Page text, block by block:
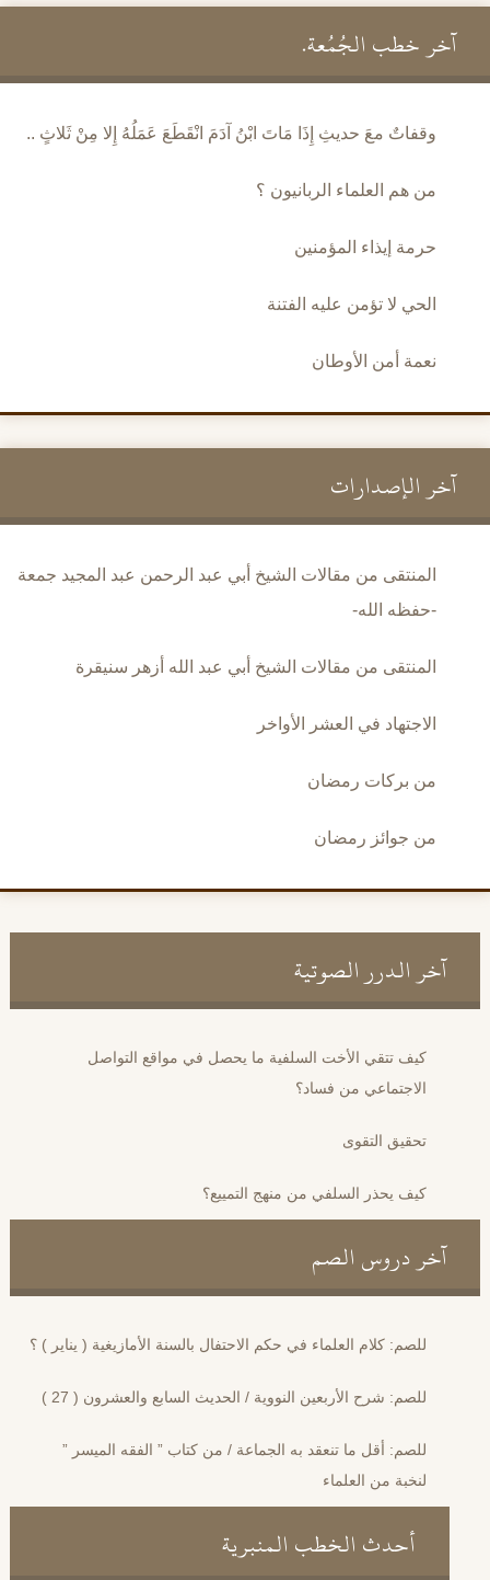
آخر خطب الجُمُعة.
وقفاتٌ معَ حديثِ إِذَا مَاتَ ابْنُ آدَمَ انْقَطَعَ عَمَلُهُ إِلا مِنْ ثَلاثٍ ..
من هم العلماء الربانيون ؟
حرمة إيذاء المؤمنين
الحي لا تؤمن عليه الفتنة
نعمة أمن الأوطان
آخر الإصدارات
المنتقى من مقالات الشيخ أبي عبد الرحمن عبد المجيد جمعة
-حفظه الله-
المنتقى من مقالات الشيخ أبي عبد الله أزهر سنيقرة
الاجتهاد في العشر الأواخر
من بركات رمضان
من جوائز رمضان
آخر الدرر الصوتية
كيف تتقي الأخت السلفية ما يحصل في مواقع التواصل
الاجتماعي من فساد؟
تحقيق التقوى
كيف يحذر السلفي من منهج التمييع؟
آخر دروس الصم
للصم: كلام العلماء في حكم الاحتفال بالسنة الأمازيغية ( يناير ) ؟
للصم: شرح الأربعين النووية / الحديث السابع والعشرون ( 27 )
للصم: أقل ما تنعقد به الجماعة / من كتاب ” الفقه الميسر ”
لنخبة من العلماء
أحدث الخطب المنبرية